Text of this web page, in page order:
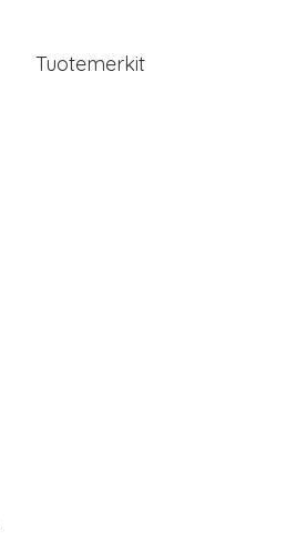
Tuotemerkit